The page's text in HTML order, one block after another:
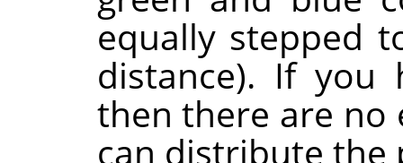
equally stepped
distance). If
then there are no
can distribute the